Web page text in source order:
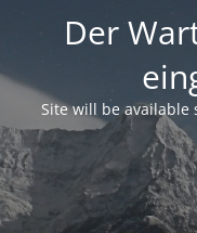
Der
Site will be available